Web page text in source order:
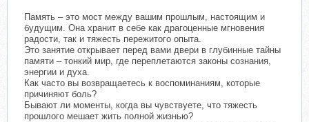
Память – это мост между вашим прошлым, настоящим и
будущим. Она хранит в себе как драгоценные мгновения
радости, так и тяжесть пережитого опыта.
Это занятие открывает перед вами двери в глубинные тайны
памяти – тонкий мир, где переплетаются законы сознания,
энергии и духа.
Как часто вы возвращаетесь к воспоминаниям, которые
причиняют боль?
Бывают ли моменты, когда вы чувствуете, что тяжесть
прошлого мешает жить полной жизнью?